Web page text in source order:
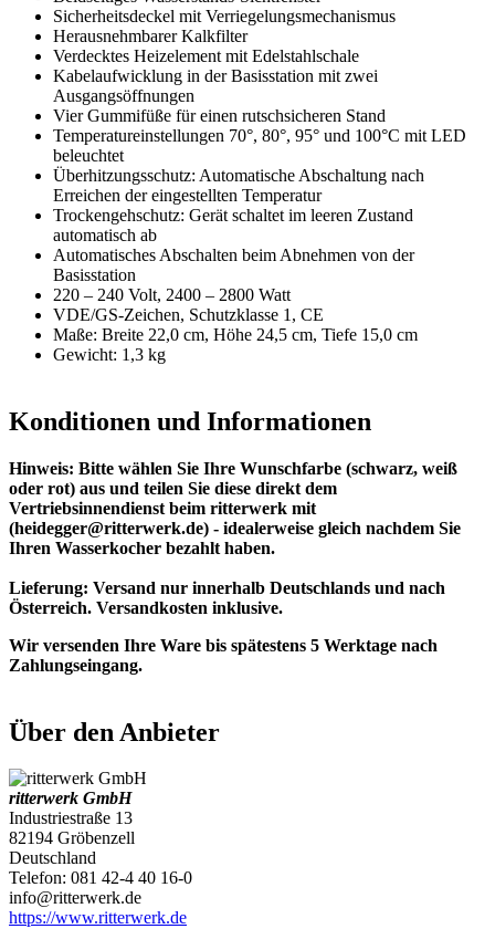
Sicherheitsdeckel mit Verriegelungsmechanismus
Herausnehmbarer Kalkfilter
Verdecktes Heizelement mit Edelstahlschale
Kabelaufwicklung in der Basisstation mit zwei
Ausgangsöffnungen
Vier Gummifüße für einen rutschsicheren Stand
Temperatureinstellungen 70°, 80°, 95° und 100°C mit LED
beleuchtet
Überhitzungsschutz: Automatische Abschaltung nach
Erreichen der eingestellten Temperatur
Trockengehschutz: Gerät schaltet im leeren Zustand
automatisch ab
Automatisches Abschalten beim Abnehmen von der
Basisstation
220 – 240 Volt, 2400 – 2800 Watt
VDE/GS-Zeichen, Schutzklasse 1, CE
Maße: Breite 22,0 cm, Höhe 24,5 cm, Tiefe 15,0 cm
Gewicht: 1,3 kg
Konditionen und Informationen
Hinweis: Bitte wählen Sie Ihre Wunschfarbe (schwarz, weiß
oder rot) aus und teilen Sie diese direkt dem
Vertriebsinnendienst beim ritterwerk mit
(heidegger@ritterwerk.de) - idealerweise gleich nachdem Sie
Ihren Wasserkocher bezahlt haben.
Lieferung: Versand nur innerhalb Deutschlands und nach
Österreich. Versandkosten inklusive.
Wir versenden Ihre Ware bis spätestens 5 Werktage nach
Zahlungseingang.
Über den Anbieter
ritterwerk GmbH
Industriestraße 13
82194 Gröbenzell
Deutschland
Telefon: 081 42-4 40 16-0
info@ritterwerk.de
https://www.ritterwerk.de